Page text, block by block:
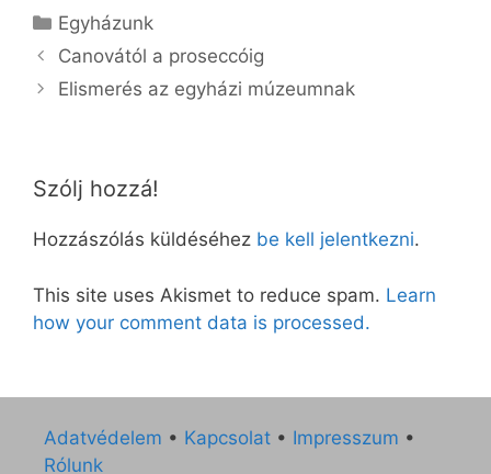
Kategória
Egyházunk
Canovától a proseccóig
Elismerés az egyházi múzeumnak
Szólj hozzá!
Hozzászólás küldéséhez be kell jelentkezni.
This site uses Akismet to reduce spam. Learn
how your comment data is processed.
Adatvédelem • Kapcsolat • Impresszum •
Rólunk